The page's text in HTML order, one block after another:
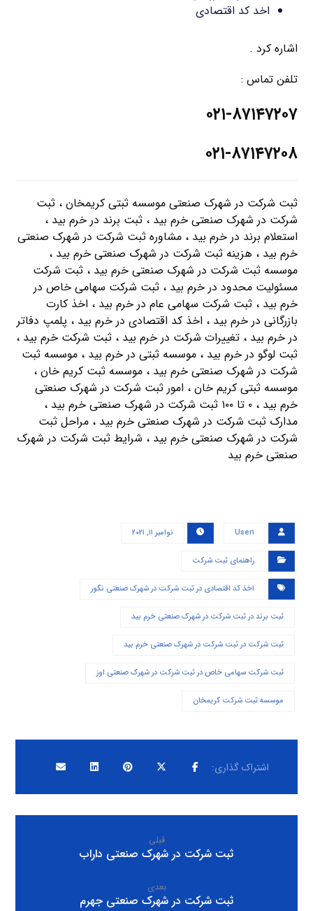
اخد کد اقتصادی
اشاره کرد .
تلفن تماس :
۰۲۱-۸۷۱۴۷۲۰۷
۰۲۱-۸۷۱۴۷۲۰۸
ثبت شرکت در شهرک صنعتی موسسه ثبتی کریمخان ، ثبت
شرکت در شهرک صنعتی خرم بيد ، ثبت برند در خرم بيد ،
استعلام برند در خرم بيد ، مشاوره ثبت شرکت در شهرک صنعتی
خرم بيد ، هزینه ثبت شرکت در شهرک صنعتی خرم بيد ،
موسسه ثبت شرکت در شهرک صنعتی خرم بيد ، ثبت شرکت
مسئولیت محدود در خرم بيد ، ثبت شرکت سهامی خاص در
خرم بيد ، ثبت شرکت سهامی عام در خرم بيد ، اخذ کارت
بازرگانی در خرم بيد ، اخذ کد اقتصادی در خرم بيد ، پلمپ دفاتر
در خرم بيد ، تغییرات شرکت در خرم بيد ، ثبت شرکت خرم بيد ،
ثبت لوگو در خرم بيد ، موسسه ثبتی در خرم بيد ، موسسه ثبت
شرکت در شهرک صنعتی خرم بيد ، موسسه ثبت کریم خان ،
موسسه ثبتی کریم خان ، امور ثبت شرکت در شهرک صنعتی
خرم بيد ، ۰ تا ۱۰۰ ثبت شرکت در شهرک صنعتی خرم بيد ،
مدارک ثبت شرکت در شهرک صنعتی خرم بيد ، مراحل ثبت
شرکت در شهرک صنعتی خرم بيد ، شرایط ثبت شرکت در شهرک
صنعتی خرم بيد
User۱ نوامبر ۱۱, ۲۰۲۱
راهنمای ثبت شرکت
اخذ کد اقتصادی در ثبت شرکت در شهرک صنعتی نگور
ثبت برند در ثبت شرکت در شهرک صنعتی خرم بيد
ثبت شرکت در ثبت شرکت در شهرک صنعتی خرم بيد
ثبت شرکت سهامی خاص در ثبت شرکت در شهرک صنعتی اوز
موسسه ثبت شرکت کریمخان
قبلی
ثبت شرکت در شهرک صنعتی داراب
بعدی
ثبت شرکت در شهرک صنعتی جهرم